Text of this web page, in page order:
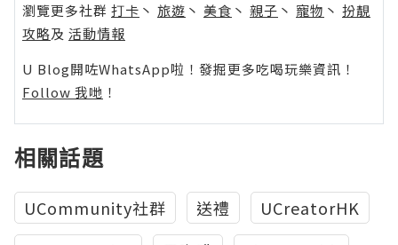
瀏覽更多社群 打卡 丶 旅遊 丶 美食 丶 親子 丶 寵物 丶 扮靚
攻略及 活動情報
U Blog開咗WhatsApp啦！發掘更多吃喝玩樂資訊！
Follow 我哋 ！
相關話題
UCommunity社群 送禮
UCreatorHK